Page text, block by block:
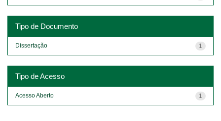
Tipo de Documento
1
Dissertação
Tipo de Acesso
1
Acesso Aberto